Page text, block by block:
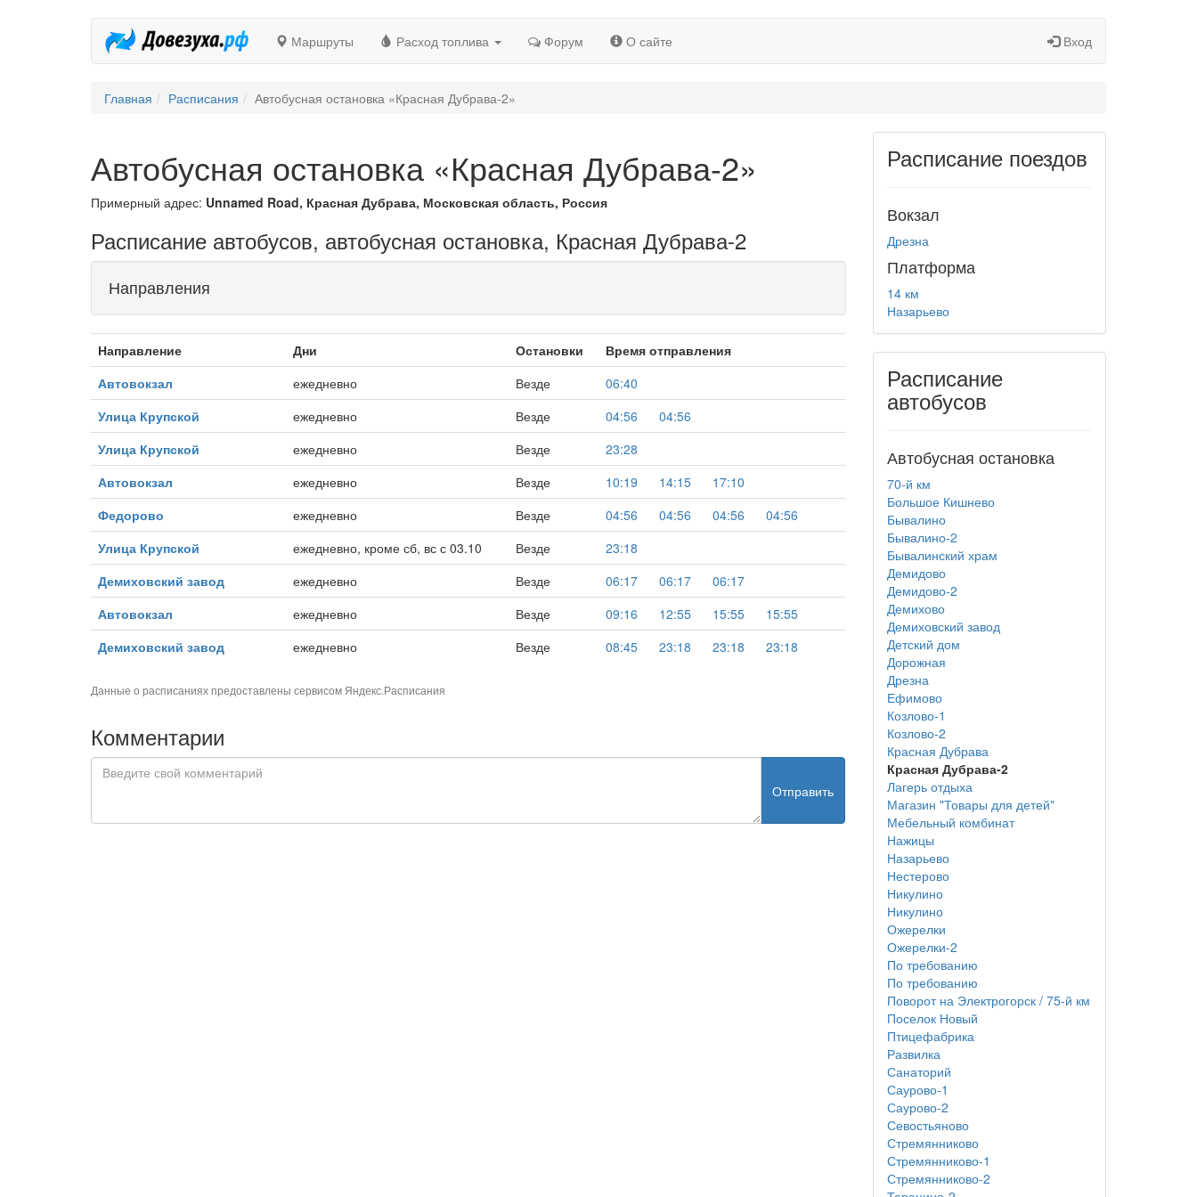
Маршруты Расход топлива Форум О сайте Вход
Главная Расписания Автобусная остановка «Красная Дубрава-2»
Автобусная остановка «Красная Дубрава-2»
Примерный адрес: Unnamed Road, Красная Дубрава, Московская область, Россия
Расписание автобусов, автобусная остановка, Красная Дубрава-2
Направления
Направление Дни Остановки
Время отправления
Автовокзал
ежедневно Везде
06:40
Улица Крупской
ежедневно Везде 04:56
04:56
Улица Крупской
ежедневно Везде
23:28
Автовокзал
ежедневно Везде 10:19 14:15
17:10
Федорово
ежедневно Везде 04:56 04:56 04:56
04:56
Улица Крупской
ежедневно, кроме сб, вс с 03.10 Везде
23:18
Демиховский завод
ежедневно Везде 06:17 06:17
06:17
Автовокзал
ежедневно Везде 09:16 12:55 15:55
15:55
Демиховский завод
ежедневно Везде 08:45 23:18 23:18 23:18
Данные о расписаниях предоставлены сервисом Яндекс.Расписания
Комментарии
Отправить
Расписание поездов
Вокзал
Дрезна
Платформа
14 км
Назарьево
Расписание
автобусов
Автобусная остановка
70-й км
Большое Кишнево
Бывалино
Бывалино-2
Бывалинский храм
Демидово
Демидово-2
Демихово
Демиховский завод
Детский дом
Дорожная
Дрезна
Ефимово
Козлово-1
Козлово-2
Красная Дубрава
Красная Дубрава-2
Лагерь отдыха
Магазин "Товары для детей"
Мебельный комбинат
Нажицы
Назарьево
Нестерово
Никулино
Никулино
Ожерелки
Ожерелки-2
По требованию
По требованию
Поворот на Электрогорск / 75-й км
Поселок Новый
Птицефабрика
Развилка
Санаторий
Саурово-1
Саурово-2
Севостьяново
Стремянниково
Стремянниково-1
Стремянниково-2